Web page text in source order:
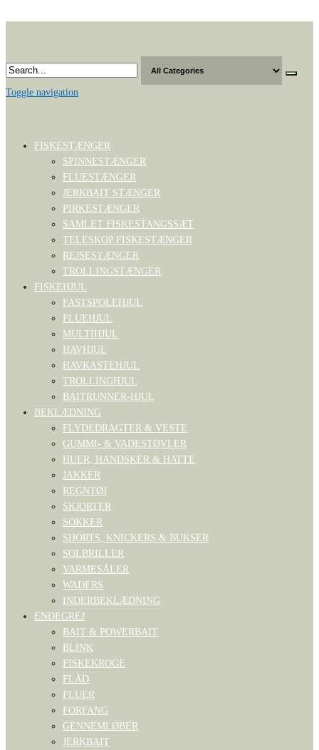
content
Toggle navigation
FISKESTÆNGER
SPINNESTÆNGER
FLUESTÆNGER
JERKBAIT STÆNGER
PIRKESTÆNGER
SAMLET FISKESTANGSSÆT
TELESKOP FISKESTÆNGER
REJSESTÆNGER
TROLLINGSTÆNGER
FISKEHJUL
FASTSPOLEHJUL
FLUEHJUL
MULTIHJUL
HAVHJUL
HAVKASTEHJUL
TROLLINGHJUL
BAITRUNNER-HJUL
BEKLÆDNING
FLYDEDRAGTER & VESTE
GUMMI- & VADESTØVLER
HUER, HANDSKER & HATTE
JAKKER
REGNTØJ
SKJORTER
SOKKER
SHORTS, KNICKERS & BUKSER
SOLBRILLER
VARMESÅLER
WADERS
INDERBEKLÆDNING
ENDEGREJ
BAIT & POWERBAIT
BLINK
FISKEKROGE
FLÅD
FLUER
FORFANG
GENNEMLØBER
JERKBAIT